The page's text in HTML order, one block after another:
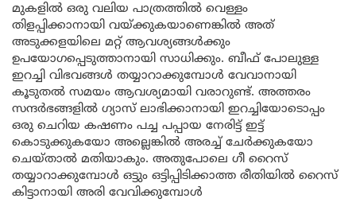
മുകളിൽ ഒരു വലിയ പാത്രത്തിൽ വെള്ളം
തിളപ്പിക്കാനായി വയ്ക്കുകയാണെങ്കിൽ അത്
അടുക്കളയിലെ മറ്റ് ആവശ്യങ്ങൾക്കും
ഉപയോഗപ്പെടുത്താനായി സാധിക്കും. ബീഫ് പോലുള്ള
ഇറച്ചി വിഭവങ്ങൾ തയ്യാറാക്കുമ്പോൾ വേവാനായി
കൂടുതൽ സമയം ആവശ്യമായി വരാറുണ്ട്. അത്തരം
സന്ദർഭങ്ങളിൽ ഗ്യാസ് ലാഭിക്കാനായി ഇറച്ചിയോടൊപ്പം
ഒരു ചെറിയ കഷണം പച്ച പപ്പായ നേരിട്ട് ഇട്ട്
കൊടുക്കുകയോ അല്ലെങ്കിൽ അരച്ച് ചേർക്കുകയോ
ചെയ്താൽ മതിയാകും. അതുപോലെ ഗീ റൈസ്
തയ്യാറാക്കുമ്പോൾ ഒട്ടും ഒട്ടിപ്പിടിക്കാത്ത രീതിയിൽ റൈസ്
കിട്ടാനായി അരി വേവിക്കുമ്പോൾ